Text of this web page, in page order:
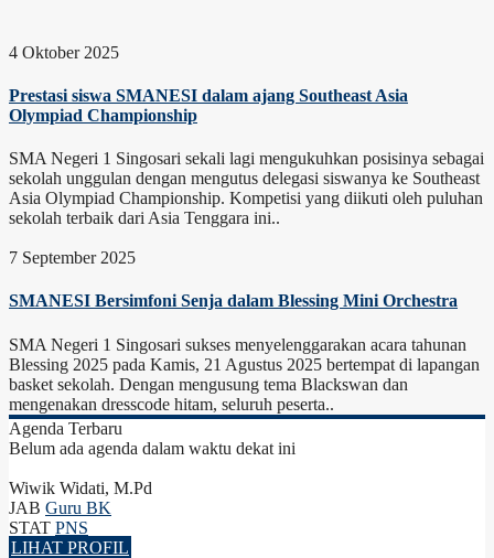
4 Oktober 2025
Prestasi siswa SMANESI dalam ajang Southeast Asia
Olympiad Championship
SMA Negeri 1 Singosari sekali lagi mengukuhkan posisinya sebagai
sekolah unggulan dengan mengutus delegasi siswanya ke Southeast
Asia Olympiad Championship. Kompetisi yang diikuti oleh puluhan
sekolah terbaik dari Asia Tenggara ini..
7 September 2025
SMANESI Bersimfoni Senja dalam Blessing Mini Orchestra
SMA Negeri 1 Singosari sukses menyelenggarakan acara tahunan
Blessing 2025 pada Kamis, 21 Agustus 2025 bertempat di lapangan
basket sekolah. Dengan mengusung tema Blackswan dan
mengenakan dresscode hitam, seluruh peserta..
Agenda Terbaru
Belum ada agenda dalam waktu dekat ini
Wiwik Widati, M.Pd
JAB Guru BK
STAT PNS
LIHAT PROFIL